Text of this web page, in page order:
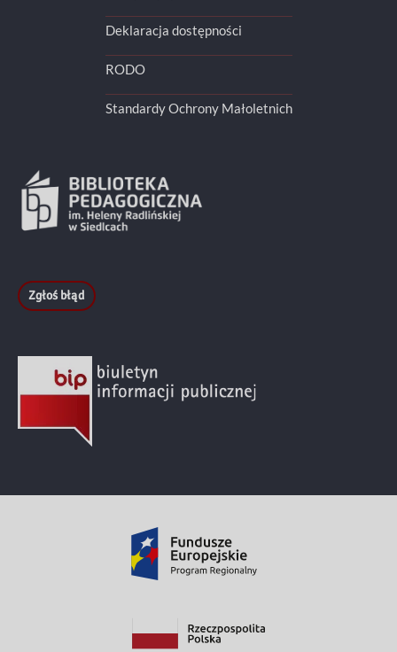
Deklaracja dostępności
RODO
Standardy Ochrony Małoletnich
Zgłoś błąd